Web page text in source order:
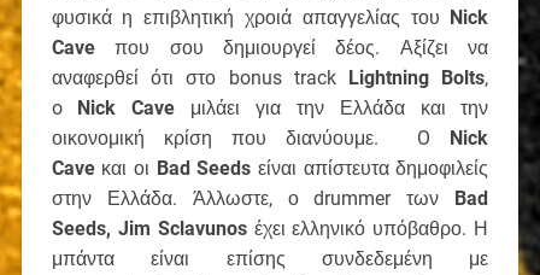
φυσικά η επιβλητική χροιά απαγγελίας του Nick
Caveπου σου δημιουργεί δέος. Αξίζει να
αναφερθεί ότι στο bonus track Lightning Bolts,
o Nick Cave μιλάει για την Ελλάδα και την
οικονομική κρίση που διανύουμε. O Nick
Caveκαι οι Bad Seeds είναι απίστευτα δημοφιλείς
στην Ελλάδα. Άλλωστε, ο drummer των Bad
Seeds, Jim Sclavunosέχει ελληνικό υπόβαθρο. Η
μπάντα είναι επίσης συνδεδεμένη με